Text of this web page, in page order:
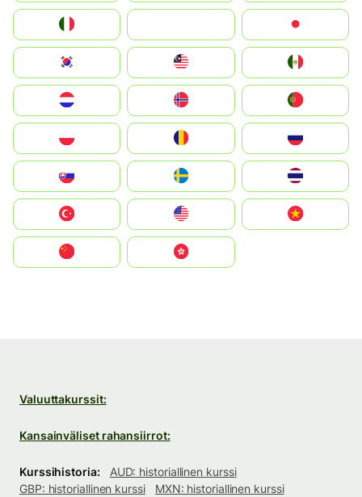
South Korea
United States
中國香港特別行政區
Valuuttakurssit:
Kansainväliset rahansiirrot:
Kurssihistoria:
AUD: historiallinen kurssi
GBP: historiallinen kurssi
MXN: historiallinen kurssi